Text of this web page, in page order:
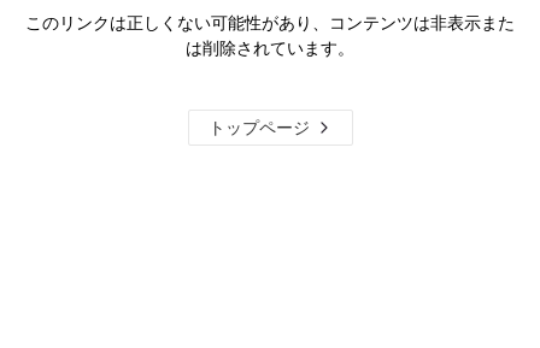
このリンクは正しくない可能性があり、コンテンツは非表示また
は削除されています。
トップページ